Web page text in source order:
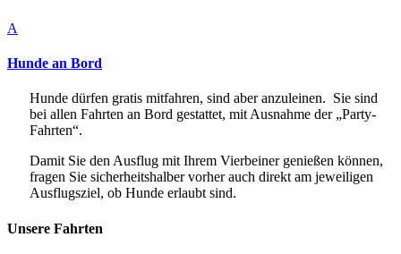
A
Hunde an Bord
Hunde dürfen gratis mitfahren, sind aber anzuleinen. Sie sind
bei allen Fahrten an Bord gestattet, mit Ausnahme der „Party-
Fahrten“.
Damit Sie den Ausflug mit Ihrem Vierbeiner genießen können,
fragen Sie sicherheitshalber vorher auch direkt am jeweiligen
Ausflugsziel, ob Hunde erlaubt sind.
Unsere Fahrten